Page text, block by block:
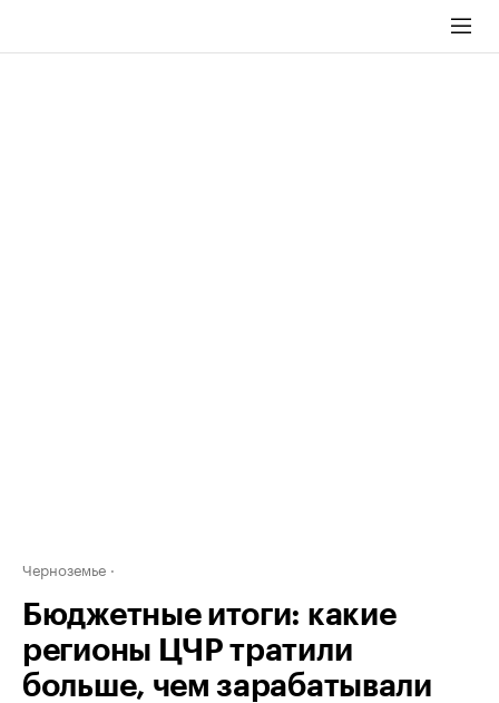
Черноземье
Бюджетные итоги: какие
регионы ЦЧР тратили
больше, чем зарабатывали